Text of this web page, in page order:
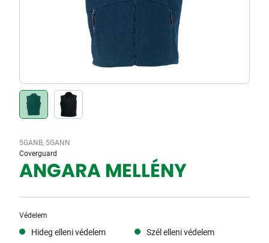
5GANB, 5GANN
Coverguard
ANGARA MELLÉNY
Védelem
Hideg elleni védelem Szél elleni védelem